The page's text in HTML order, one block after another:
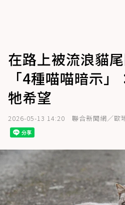
在路上被流浪貓
「4種喵喵暗示
牠希望
2026-05-13 14:20 聯合新聞網／歐